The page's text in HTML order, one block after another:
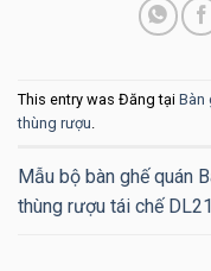
This entry was Đăng tại Bàn
thùng rượu.
Mẫu bộ bàn ghế quán
thùng rượu tái chế DL21